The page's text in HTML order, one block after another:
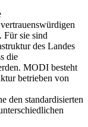
Für sie sind
des Landes
die
MODI besteht
betrieben von
den standardisierten